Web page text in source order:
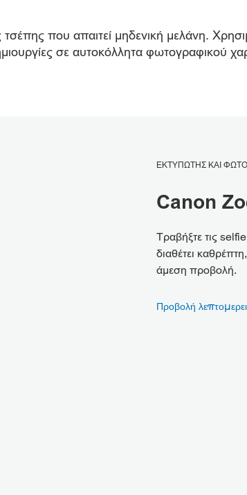
που απαιτεί μηδενική μελάνη.
σε αυτοκόλλητα φωτογραφικού
ΕΚΤΥΠΩΤΗΣ ΚΑΙ
Canon
Τραβήξτε τις
διαθέτει
άμεση προβολή.
Προβολή